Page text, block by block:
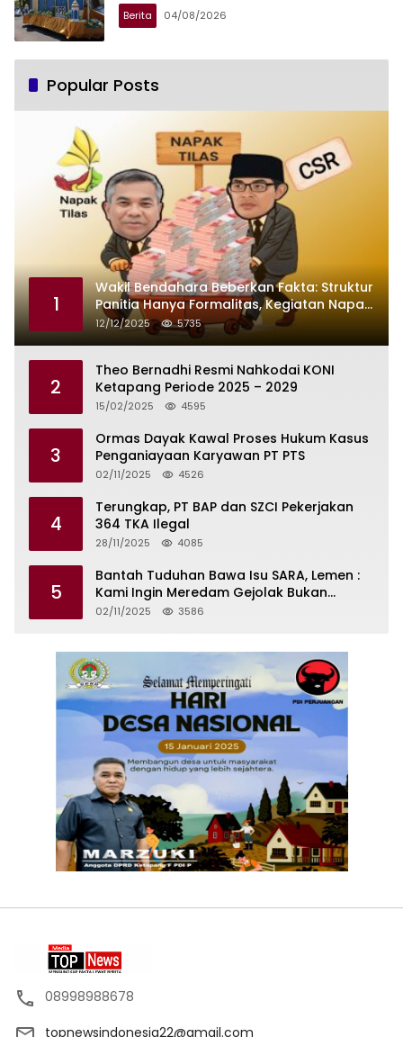
Berita 04/08/2026
Popular Posts
1
Wakil Bendahara Beberkan Fakta: Struktur
Panitia Hanya Formalitas, Kegiatan Napak
Tilas Dikendalikan Martin dan Kamboja
12/12/2025 5735
2
Theo Bernadhi Resmi Nahkodai KONI
Ketapang Periode 2025 – 2029
15/02/2025 4595
3
Ormas Dayak Kawal Proses Hukum Kasus
Penganiayaan Karyawan PT PTS
02/11/2025 4526
4
Terungkap, PT BAP dan SZCI Pekerjakan
364 TKA Ilegal
28/11/2025 4085
5
Bantah Tuduhan Bawa Isu SARA, Lemen :
Kami Ingin Meredam Gejolak Bukan
Memperkeruh
02/11/2025 3586
08998988678
topnewsindonesia22@gmail.com